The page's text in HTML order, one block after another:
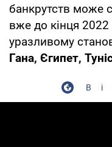
банкрутств може
вже до кінця
уразливому
Гана, Єгипет,